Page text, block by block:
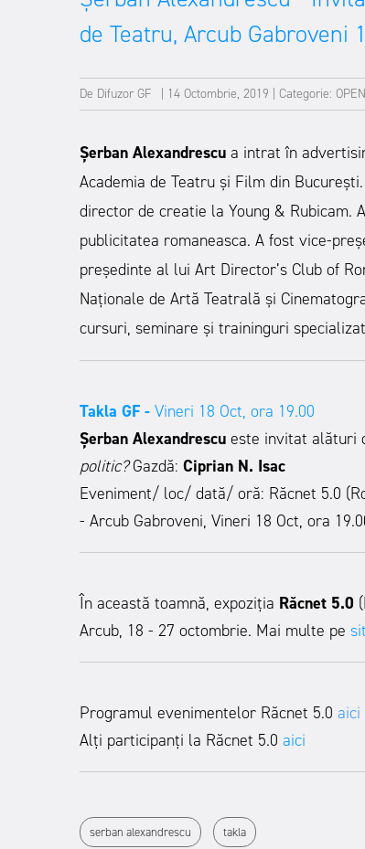
de Teatru, Arcub Gabroveni
De Difuzor GF | 14 Octombrie, 2019 | Categorie:
Șerban Alexandrescu a intrat în
Academia de Teatru și Film din
director de creatie la Young & Rubicam.
publicitatea romaneasca. A fost vice-
președinte al lui Art Director’s Club of
Naționale de Artă Teatrală și
cursuri, seminare și traininguri
Takla GF - Vineri 18 Oct, ora 19.00
Șerban Alexandrescu este invitat alături
politic?Gazdă: Ciprian N. Isac
Eveniment/ loc/ dată/ oră: Răcnet 5.0
- Arcub Gabroveni, Vineri 18 Oct, ora
În această toamnă, expoziția Răcnet 5.0
Arcub, 18 - 27 octombrie. Mai multe pe
Programul evenimentelor Răcnet 5.0 aici
Alți participanți la Răcnet 5.0 aici
serban alexandrescu takla